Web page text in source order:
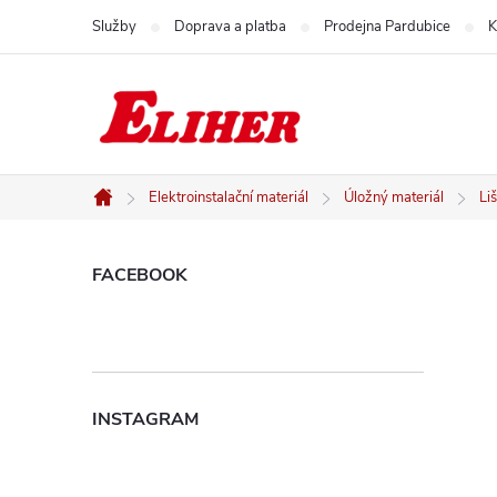
Služby Doprava a platba Prodejna Pardubice
Domů
Elektroinstalační materiál Úložný materiál
P
s
FACEBOOK
INSTAGRAM